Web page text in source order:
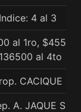
Indice: 4 al 3
al 1ro,
al 4to
CACIQUE
A. JAQUE S.